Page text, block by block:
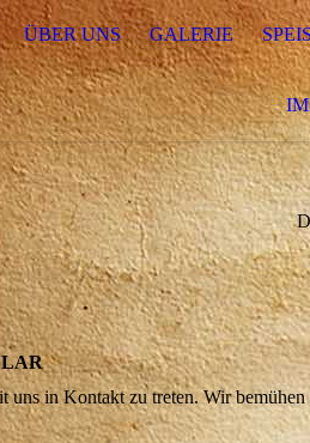
ÜBER UNS GALERIE
uns in Kontakt zu treten. Wir